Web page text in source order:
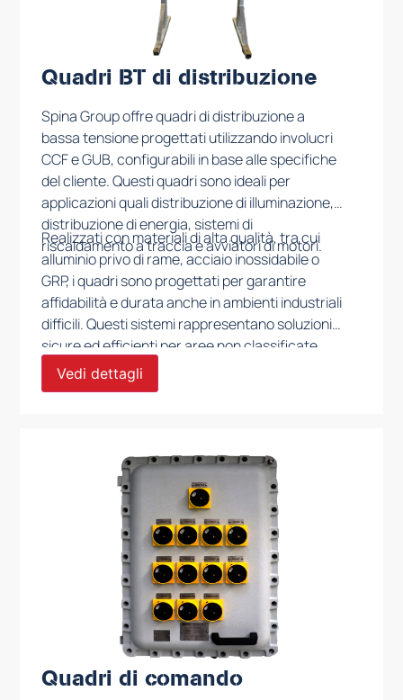
Quadri BT di distribuzione
Spina Group offre quadri di distribuzione a
bassa tensione progettati utilizzando involucri
CCF e GUB, configurabili in base alle specifiche
del cliente. Questi quadri sono ideali per
applicazioni quali distribuzione di illuminazione,
distribuzione di energia, sistemi di
riscaldamento a traccia e avviatori di motori.
Realizzati con materiali di alta qualità, tra cui
alluminio privo di rame, acciaio inossidabile o
GRP, i quadri sono progettati per garantire
affidabilità e durata anche in ambienti industriali
difficili. Questi sistemi rappresentano soluzioni
sicure ed efficienti per aree non classificate,
mantenendo la conformità a tutti gli standard
applicabili e alle specifiche tecniche richieste
Vedi dettagli
Quadri di comando